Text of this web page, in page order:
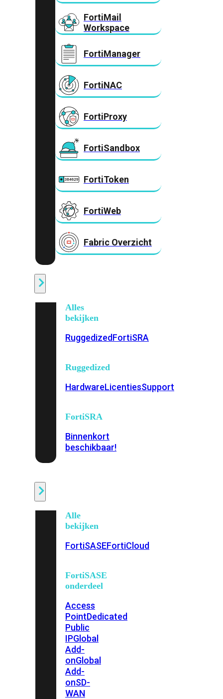
FortiMail
Workspace
FortiManager
FortiNAC
FortiProxy
FortiSandbox
FortiToken
FortiWeb
Fabric Overzicht
Alles
bekijken
RuggedizedFortiSRA
Ruggedized
HardwareLicentiesSupport
FortiSRA
Binnenkort
beschikbaar!
Alle
bekijken
FortiSASEFortiCloud
FortiSASE
onderdeel
Access
PointDedicated
Public
IPGlobal
Add-
onGlobal
Add-
onSD-
WAN